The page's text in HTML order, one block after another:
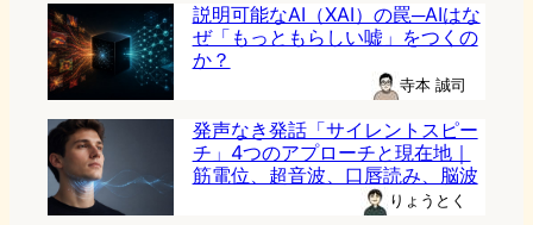
説明可能なAI（XAI）の罠─AIはな
ぜ「もっともらしい嘘」をつくの
か？
寺本 誠司
発声なき発話「サイレントスピー
チ」4つのアプローチと現在地｜
筋電位、超音波、口唇読み、脳波
りょうとく